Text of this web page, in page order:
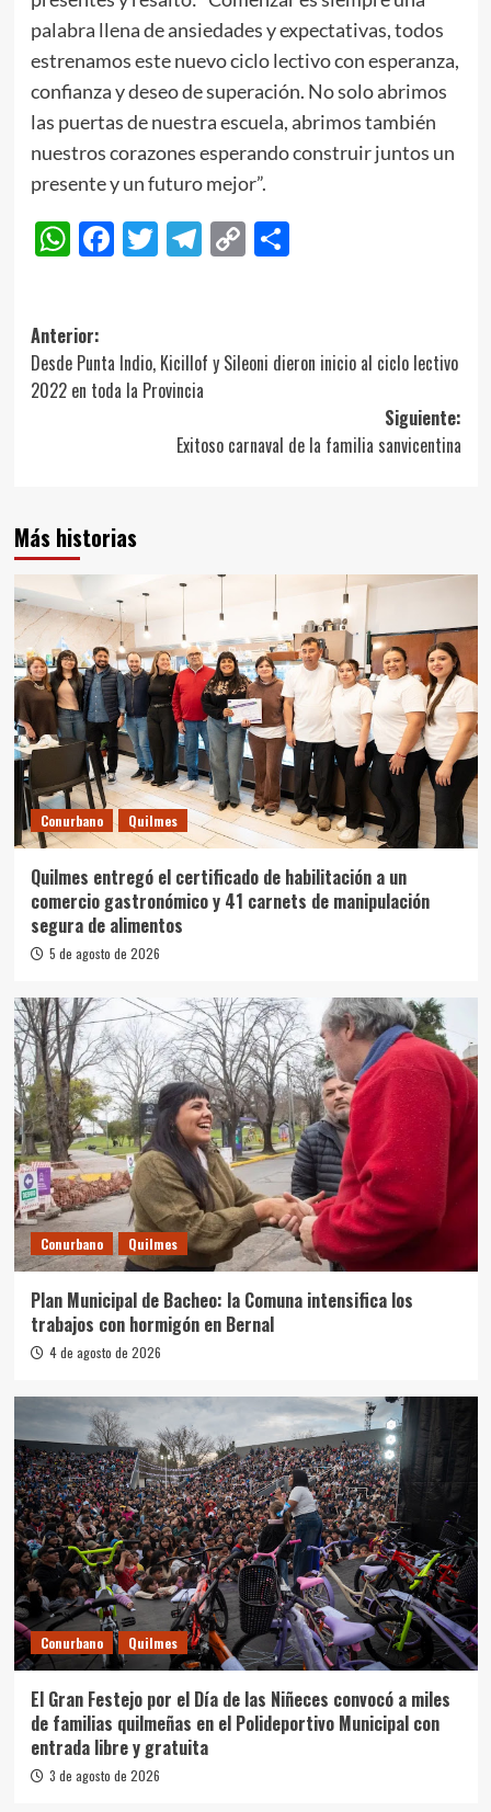
palabra llena de ansiedades y expectativas, todos
estrenamos este nuevo ciclo lectivo con esperanza,
confianza y deseo de superación. No solo abrimos
las puertas de nuestra escuela, abrimos también
nuestros corazones esperando construir juntos un
presente y un futuro mejor”.
WhatsApp
Facebook
Twitter
Telegram
CopyCompartir
Navegación
de
entradas
Anterior:
Desde Punta Indio, Kicillof y Sileoni dieron inicio al ciclo lectivo
2022 en toda la Provincia
Siguiente:
Exitoso carnaval de la familia sanvicentina
Más historias
Conurbano Quilmes
Quilmes entregó el certificado de habilitación a un
comercio gastronómico y 41 carnets de manipulación
segura de alimentos
5 de agosto de 2026
Conurbano Quilmes
Plan Municipal de Bacheo: la Comuna intensifica los
trabajos con hormigón en Bernal
4 de agosto de 2026
Conurbano Quilmes
El Gran Festejo por el Día de las Niñeces convocó a miles
de familias quilmeñas en el Polideportivo Municipal con
entrada libre y gratuita
3 de agosto de 2026